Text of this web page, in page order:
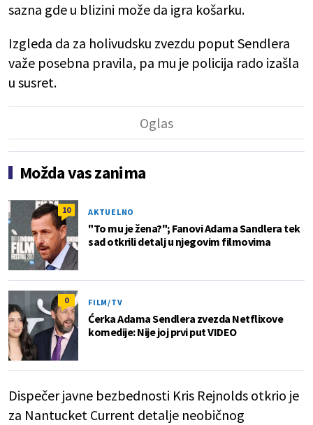
sazna gde u blizini može da igra košarku.
Izgleda da za holivudsku zvezdu poput Sendlera
važe posebna pravila, pa mu je policija rado izašla
u susret.
Možda vas zanima
10 AKTUELNO
"To mu je žena?"; Fanovi Adama Sandlera tek
sad otkrili detalj u njegovim filmovima
0 FILM/TV
Ćerka Adama Sendlera zvezda Netflixove
komedije: Nije joj prvi put VIDEO
Dispečer javne bezbednosti Kris Rejnolds otkrio je
za Nantucket Current detalje neobičnog